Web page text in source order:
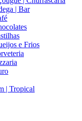
| Bar
e Frios
| Tropical